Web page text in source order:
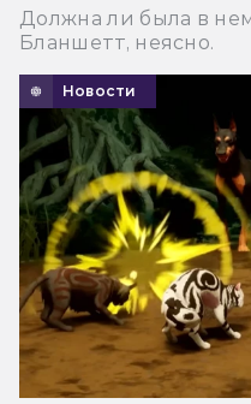
Должна ли была в
Бланшетт, неясно.
Новости